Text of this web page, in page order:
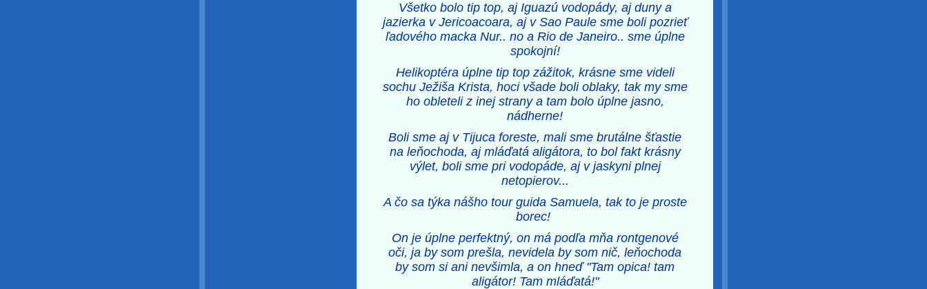
Všetko bolo tip top, aj Iguazú vodopády, aj duny a
jazierka v Jericoacoara, aj v Sao Paule sme boli pozrieť
ľadového macka Nur.. no a Rio de Janeiro.. sme úplne
spokojní!
Helikoptéra úplne tip top zážitok, krásne sme videli
sochu Ježiša Krista, hoci všade boli oblaky, tak my sme
ho obleteli z inej strany a tam bolo úplne jasno,
nádherne!
Boli sme aj v Tijuca foreste, mali sme brutálne šťastie
na leňochoda, aj mláďatá aligátora, to bol fakt krásny
výlet, boli sme pri vodopáde, aj v jaskyni plnej
netopierov...
A čo sa týka nášho tour guida Samuela, tak to je proste
borec!
On je úplne perfektný, on má podľa mňa rontgenové
oči, ja by som prešla, nevidela by som nič, leňochoda
by som si ani nevšimla, a on hneď "Tam opica! tam
aligátor! Tam mláďatá!"